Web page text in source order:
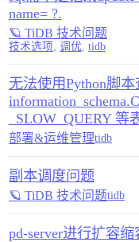
name= ?.
🪐 TiDB 技术问题
技术选项, 调优, tidb
无法使用Python脚本
_SLOW_QUERY 等
部署&运维管理tidb
副本调度问题
🪐 TiDB 技术问题tidb
pd-server进行扩容